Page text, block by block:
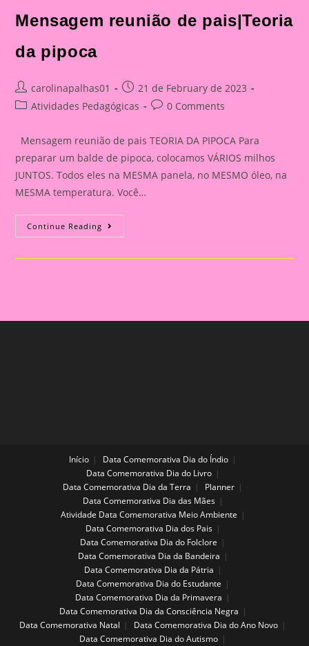
Mensagem reunião de pais|Teoria
da pipoca
Post
author:
carolinapalhas01
Post
published:
21 de February de 2023
PostAtividades Pedagógicas
Post0 Comments
Mensagem reunião de pais TEORIA DA PIPOCA Para
preparar um balde de pipoca, colocamos VÁRIOS milhos
JUNTOS. Todos eles na MESMA panela, no MESMO óleo, na
MESMA temperatura. Você…
Continue Reading Mensagem
Reunião
Pais|Teoria
Início
Data Comemorativa Dia do Índio
Data Comemorativa Dia do Livro
Data Comemorativa Dia da Terra
Planner
Data Comemorativa Dia das Mães
Atividade Data Comemorativa Meio Ambiente
Data Comemorativa Dia dos Pais
Data Comemorativa Dia do Folclore
Data Comemorativa Dia da Bandeira
Data Comemorativa Dia da Pátria
Data Comemorativa Dia do Estudante
Data Comemorativa Dia da Primavera
Data Comemorativa Dia da Consciência Negra
Data Comemorativa Natal
Data Comemorativa Dia do Ano Novo
Data Comemorativa Dia do Autismo